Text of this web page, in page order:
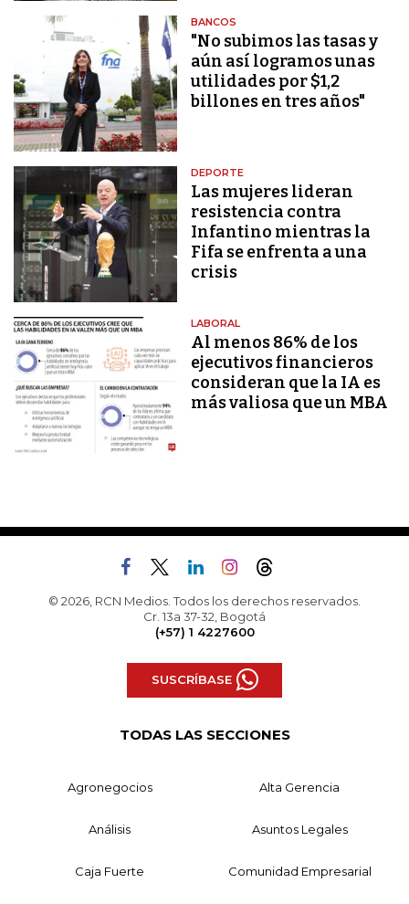
BANCOS
"No subimos las tasas y
aún así logramos unas
utilidades por $1,2
billones en tres años"
DEPORTE
Las mujeres lideran
resistencia contra
Infantino mientras la
Fifa se enfrenta a una
crisis
LABORAL
Al menos 86% de los
ejecutivos financieros
consideran que la IA es
más valiosa que un MBA
© 2026, RCN Medios. Todos los derechos reservados.
Cr. 13a 37-32, Bogotá
(+57) 1 4227600
SUSCRÍBASE
TODAS LAS SECCIONES
Agronegocios Alta Gerencia
Análisis Asuntos Legales
Caja Fuerte Comunidad Empresarial